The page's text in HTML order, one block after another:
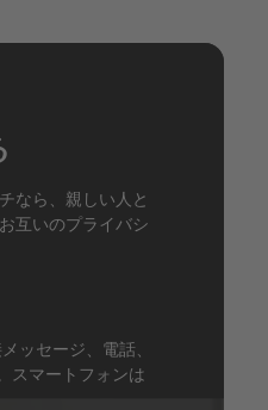
なら、親しい人と
互いのプライバシ
ッセージ、電話、
スマートフォンは